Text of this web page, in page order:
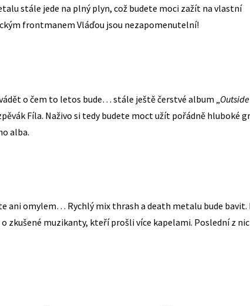
stále jede na plný plyn, což budete moci zažít na vlastní
frontmanem Vláďou jsou nezapomenutelní!
o čem to letos bude… stále ještě čerstvé album „
Fíla. Naživo si tedy budete moct užít pořádně hluboké
alba.
ani omylem… Rychlý mix thrash a death metalu bude bavit.
zkušené muzikanty, kteří prošli více kapelami. Poslední z